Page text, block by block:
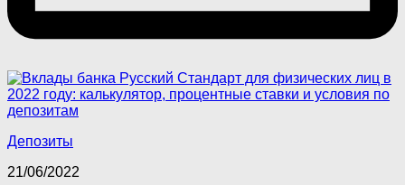
Депозиты
21/06/2022